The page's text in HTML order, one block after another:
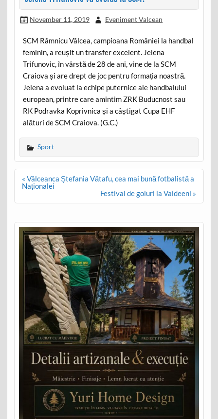
November 11, 2019 Eveniment Valcean
SCM Râmnicu Vâlcea, campioana României la handbal
feminin, a reușit un transfer excelent. Jelena
Trifunovic, în vârstă de 28 de ani, vine de la SCM
Craiova și are drept de joc pentru formația noastră.
Jelena a evoluat la echipe puternice ale handbalului
european, printre care amintim ZRK Buducnost sau
RK Podravka Koprivnica și a câștigat Cupa EHF
alături de SCM Craiova. (G.C.)
Sport
Post
navigation
« Vâlceanca Ștefania Vătafu, cea mai bună fotbalistă a
Naționalei
Festival de goluri la Vaideeni »